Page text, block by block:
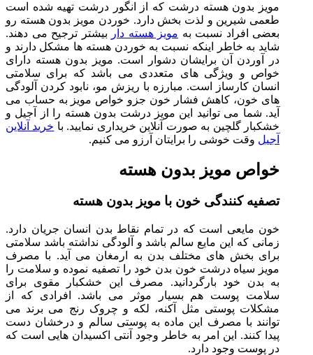
مویز بدون هسته درشت که از انگور درشت تهیه شده است
طعمی شیرین و لذت بخش دارد. خوردن مویز بدون هسته رو
بعضی افراد نسبت به مویز هسته دار
بیشتر ترجیح می دهند.
شاید به خاطر اینکه نسبت به خوردن هسته ها مشکل دارند و
در آوردن آن برایشان دشوار است. مویز بدون هسته دارای
خواص و ویژگی های متعددی می باشد که برای سلامتی
انسان کارساز است. مبارزه با ریزش مو، نابود کردن آلودگی
های خون، کاهش فشار خون جزو خواص مویز به حساب می
آید. شما می توانید این مویز درشت بدون هسته را از آجیل و
خشکبار گلچین به صورت آنلاین خریداری نمایید. با خرید آنلاین
آجیل وقت خوشی را برایتان آرزو می کنیم.
خواص مویز بدون هسته
تصفیه کنندگی خون با مویز بدون هسته
خون مایعی است که در تمام نقاط بدن انسان جریان دارد.
زمانی که این مایع سالم باشد و آلودگی نداشته باشد سلامتی
برای بخش های مختلف بدن به ارمغان می آید. با مصرف
مویز سیاه درشت خون بدن خود را تصفیه نموده و سلامت را
به بدن خود بارگردانید. مصرف این خشکبار مقوی برای
سلامت پوست هم بسیار موثر می باشد. افرادی که از
مشکلات پوستی مثل آکنه، لکه و چروک رنج می برند می
توانند با مصرف این ماده به پوستی سالم و درخشان دست
پیدا کنند. این امر به خاطر وجود آنتی اکسیدان هایی است که
در پوست وجود دارد.